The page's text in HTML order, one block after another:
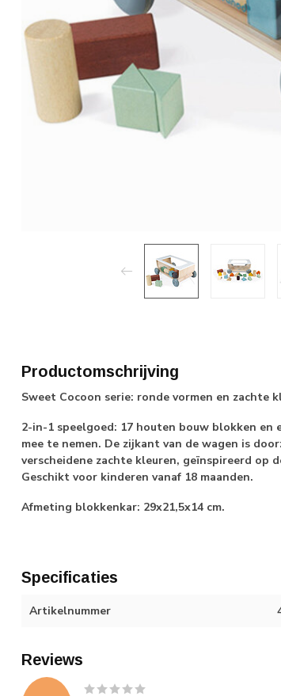
Productomschrijving
Sweet Cocoon serie: ronde vormen en zachte
2-in-1 speelgoed: 17 houten bouw blokken en
mee te nemen. De zijkant van de wagen is
verscheidene zachte kleuren, geïnspireerd
Geschikt voor kinderen vanaf 18 maanden.
Afmeting blokkenkar: 29x21,5x14 cm.
Specificaties
Artikelnummer
Reviews